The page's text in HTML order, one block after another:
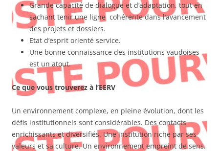
Grande capacité de dialogue et d’adaptation, tout en
sachant tenir une ligne cohérente dans l’avancement
des projets et dossiers.
Etat d’esprit orienté service.
Une bonne connaissance des institutions vaudoises
est un atout.
Ce que vous trouverez à l’EERV
Un environnement complexe, en pleine évolution, dont les
défis institutionnels sont considérables. Des contacts
enrichissants et diversifiés. Une institution riche par ses
valeurs et sa culture. Un environnement empreint de sens.